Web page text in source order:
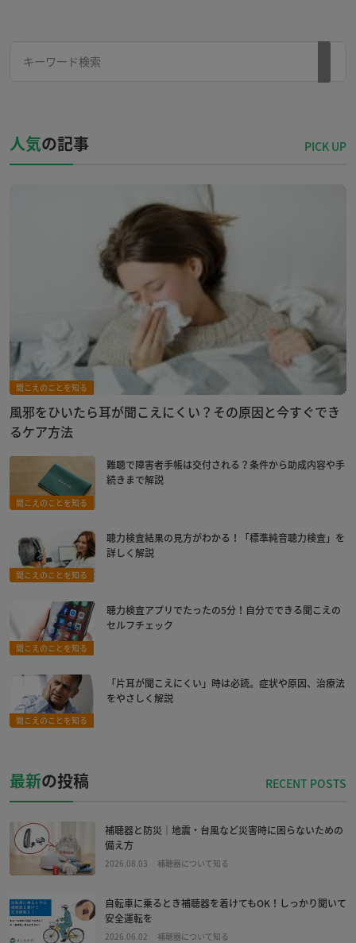
人気の記事
聞こえのことを知る
風邪をひいたら耳が聞こえにくい？その原因と今すぐでき
るケア方法
聞こえのことを知る
難聴で障害者手帳は交付される？条件から助成内容や手
続きまで解説
聞こえのことを知る
聴力検査結果の見方がわかる！「標準純音聴力検査」を
詳しく解説
聞こえのことを知る
聴力検査アプリでたったの5分！自分でできる聞こえの
セルフチェック
聞こえのことを知る
「片耳が聞こえにくい」時は必読。症状や原因、治療法
をやさしく解説
最新の投稿
補聴器と防災｜地震・台風など災害時に困らないための
備え方
2026.08.03 補聴器について知る
自転車に乗るとき補聴器を着けてもOK！しっかり聞いて
安全運転を
2026.06.02 補聴器について知る